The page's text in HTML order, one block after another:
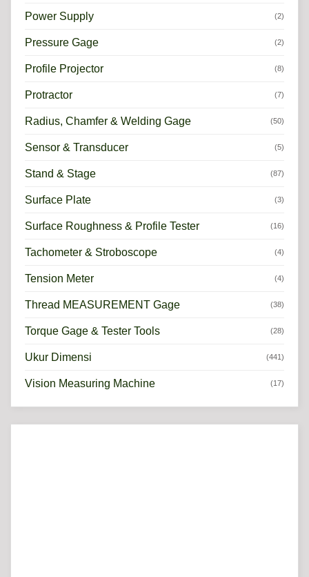
Power Supply (2)
Pressure Gage (2)
Profile Projector (8)
Protractor (7)
Radius, Chamfer & Welding Gage (50)
Sensor & Transducer (5)
Stand & Stage (87)
Surface Plate (3)
Surface Roughness & Profile Tester (16)
Tachometer & Stroboscope (4)
Tension Meter (4)
Thread MEASUREMENT Gage (38)
Torque Gage & Tester Tools (28)
Ukur Dimensi (441)
Vision Measuring Machine (17)